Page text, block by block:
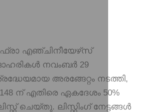
എഞ്ചിനീയേഴ്‌സ്
ഓഹരികൾ നവംബർ 29
അരങ്ങേറ്റം നടത്തി,
ന് എതിരെ ഏകദേശം 50%
ചെയ്തു. ലിസ്റ്റിംഗ് നേട്ടങ്ങൾ